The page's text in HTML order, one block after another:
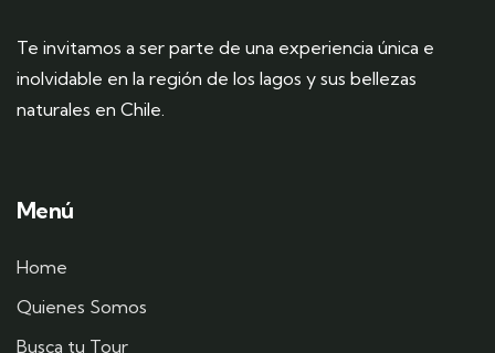
Te invitamos a ser parte de una experiencia única e
inolvidable en la región de los lagos y sus bellezas
naturales en Chile.
Menú
Home
Quienes Somos
Busca tu Tour